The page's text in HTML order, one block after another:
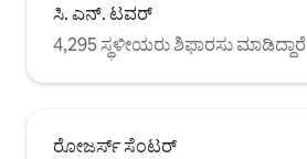
ಸಿ. ಎನ್. ಟವರ್
4,295 ಸ್ಥಳೀಯರು ಶಿಫಾರಸು ಮಾಡಿದ್ದಾರೆ
ರೋಜರ್ಸ್ ಸೆಂಟರ್